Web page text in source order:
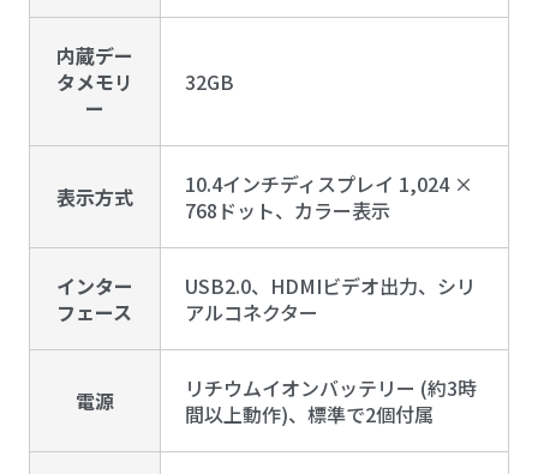
内蔵デー
タメモリ
ー
32GB
表示方式
10.4インチディスプレイ 1,024 ×
768ドット、カラー表示
インター
フェース
USB2.0、HDMIビデオ出力、シリ
アルコネクター
電源
リチウムイオンバッテリー (約3時
間以上動作)、標準で2個付属